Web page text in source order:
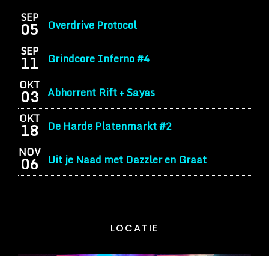
SEP
05 Overdrive Protocol
SEP
11 Grindcore Inferno #4
OKT
03 Abhorrent Rift + Sayas
OKT
18 De Harde Platenmarkt #2
NOV
06 Uit je Naad met Dazzler en Graat
LOCATIE